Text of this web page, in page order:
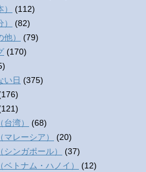
(112)
(82)
）
(79)
(170)
い日 (375)
湾）
(68)
レーシア）
(20)
ンガポール）
(37)
ベトナム・ハノイ）
(12)